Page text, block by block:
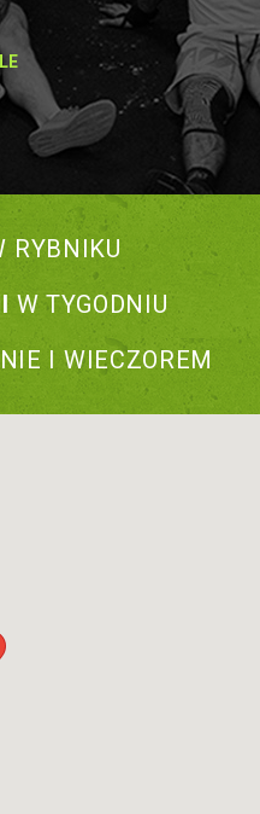
RYBNIKU
W TYGODNIU
I WIECZOREM